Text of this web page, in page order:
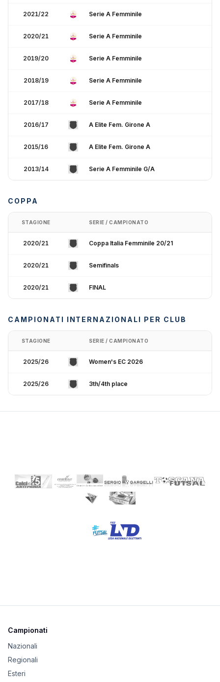
2021/22 Serie A Femminile
2020/21 Serie A Femminile
2019/20 Serie A Femminile
2018/19 Serie A Femminile
2017/18 Serie A Femminile
2016/17 A Elite Fem. Girone A
2015/16 A Elite Fem. Girone A
2013/14 Serie A Femminile G/A
COPPA
STAGIONE SERIE / CAMPIONATO
2020/21 Coppa Italia Femminile 20/21
2020/21 Semifinals
2020/21 FINAL
CAMPIONATI INTERNAZIONALI PER CLUB
STAGIONE SERIE / CAMPIONATO
2025/26 Women's EC 2026
2025/26 3th/4th place
Campionati
Nazionali
Regionali
Esteri